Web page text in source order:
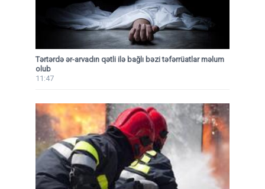
Tərtərdə ər-arvadın qətli ilə bağlı bəzi təfərrüatlar məlum
olub
11:47